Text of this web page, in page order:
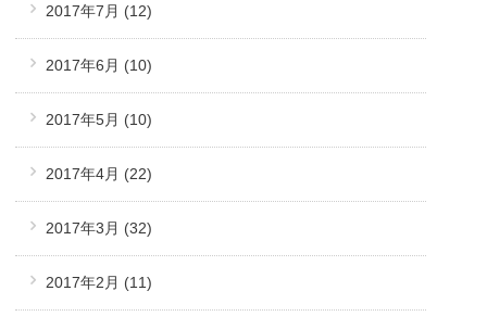
2017年7月 (12)
2017年6月 (10)
2017年5月 (10)
2017年4月 (22)
2017年3月 (32)
2017年2月 (11)